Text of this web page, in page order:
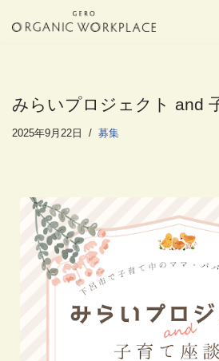
ツ
へ
みらいプロジェクト and
2025年9月22日 募集